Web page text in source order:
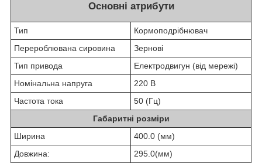
Основні атрибути
Тип
Кормоподрібнювач
Перероблювана сировина
Зернові
Тип привода
Електродвигун (від мережі)
Номінальна напруга
220 В
Частота тока
50 (Гц)
Габаритні розміри
Ширина
400.0 (мм)
Довжина:
295.0(мм)